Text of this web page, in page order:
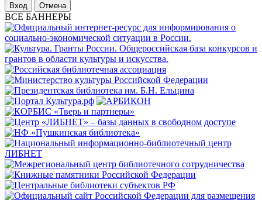
Отмена
ВСЕ БАННЕРЫ